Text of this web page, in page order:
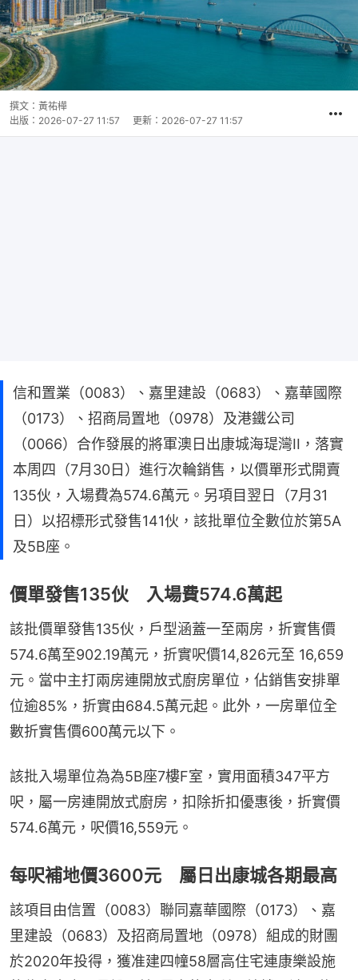
撰文： 黃祐樺
出版： 2026-07-27 11:57 更新： 2026-07-27 11:57
信和置業（0083）、嘉里建設（0683）、嘉華國際
（0173）、招商局置地（0978）及港鐵公司
（0066）合作發展的將軍澳日出康城海瑅灣II，落實
本周四（7月30日）進行次輪銷售，以價單形式開賣
135伙，入場費為574.6萬元。另項目翌日（7月31
日）以招標形式發售141伙，該批單位全數位於第5A
及5B座。
價單發售135伙 入場費574.6萬起
該批價單發售135伙，戶型涵蓋一至兩房，折實售價
574.6萬至902.19萬元，折實呎價14,826元至 16,659
元。當中主打兩房連開放式廚房單位，佔銷售安排單
位逾85%，折實由684.5萬元起。此外，一房單位全
數折實售價600萬元以下。
該批入場單位為為5B座7樓F室，實用面積347平方
呎，屬一房連開放式廚房，扣除折扣優惠後，折實價
574.6萬元，呎價16,559元。
每呎補地價3600元 屬日出康城各期最高
該項目由信置（0083）聯同嘉華國際（0173）、嘉
里建設（0683）及招商局置地（0978）組成的財團
於2020年投得，獲准建四幢58層高住宅連康樂設施